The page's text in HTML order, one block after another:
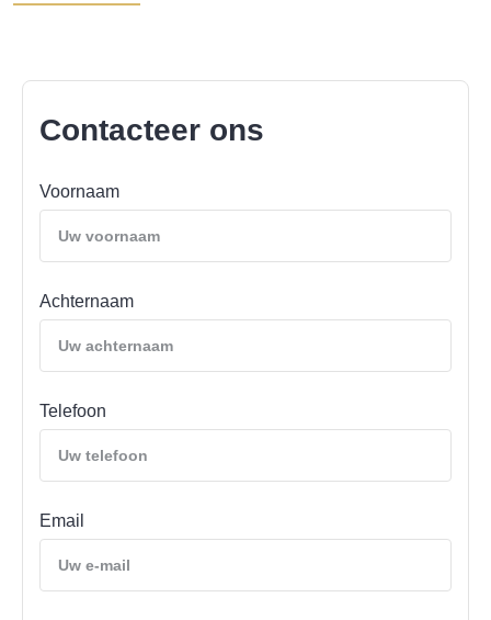
Contacteer ons
Voornaam
Achternaam
Telefoon
Email